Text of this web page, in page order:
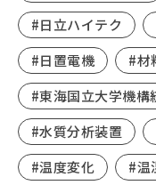
#日立ハイテク
#日置電機
#材
#東海国立大学機構
#水質分析装置
#温度変化
#温